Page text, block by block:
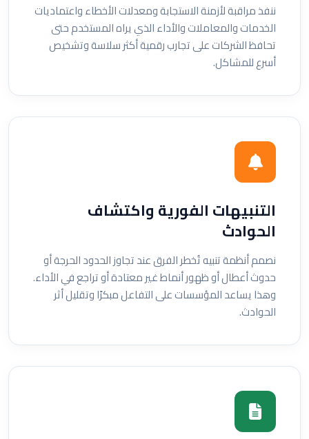
ننفذ مراقبة لأزمنة الاستجابة ومعدلات الأخطاء واعتماديات
الخدمات والمعاملات والأداء الذي يراه المستخدم حتى
تحافظ الشركات على تجارب رقمية أكثر سلاسة وتشخيص
أسرع للمشاكل.
التنبيهات الفورية واكتشاف
الحوادث
نصمم أنظمة تنبيه تُخطر الفرق عند تجاوز الحدود الحرجة أو
حدوث أعطال أو ظهور أنماط غير معتادة أو تراجع في الأداء.
وهذا يساعد المؤسسات على التفاعل مبكرًا وتقليل أثر
الحوادث.